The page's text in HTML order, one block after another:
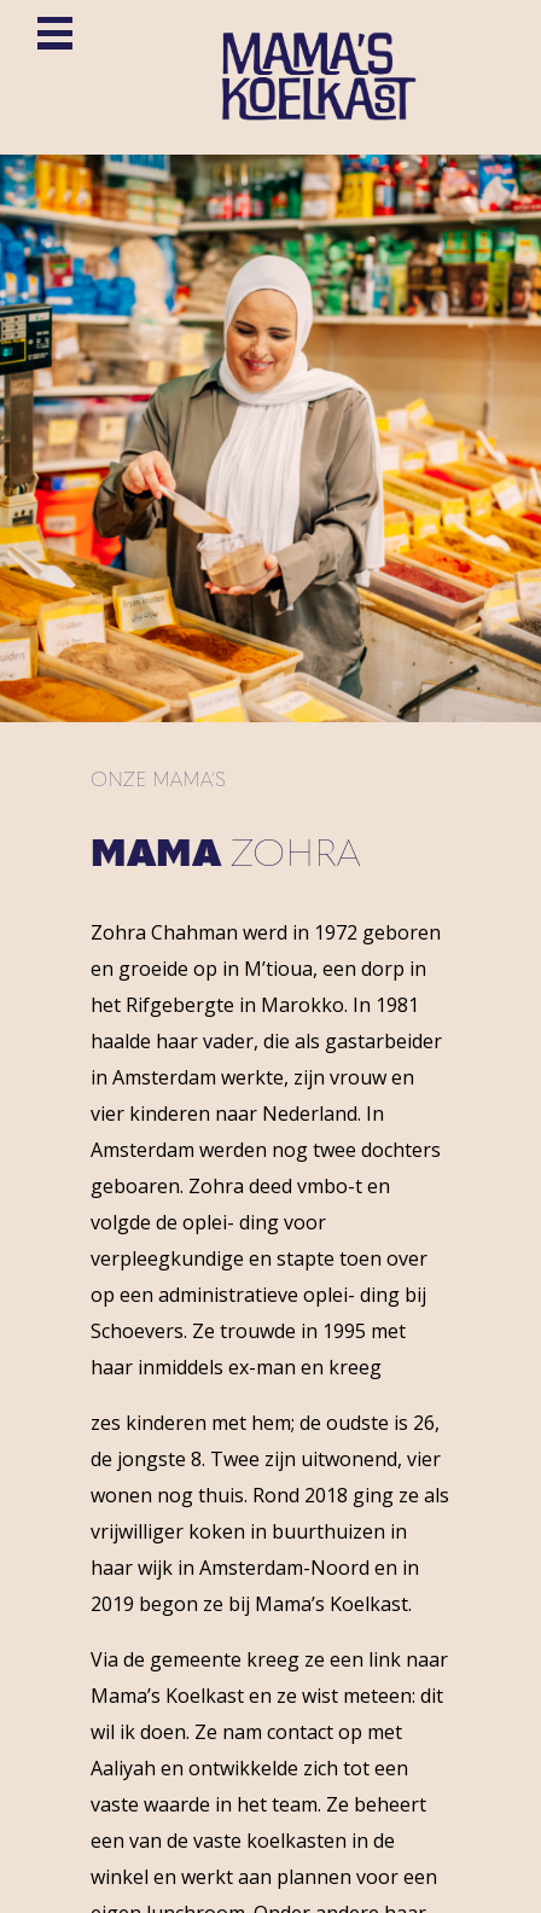
ONZE MAMA’S
MAMA ZOHRA
Zohra Chahman werd in 1972 geboren
en groeide op in M’tioua, een dorp in
het Rifgebergte in Marokko. In 1981
haalde haar vader, die als gastarbeider
in Amsterdam werkte, zijn vrouw en
vier kinderen naar Nederland. In
Amsterdam werden nog twee dochters
geboaren. Zohra deed vmbo-t en
volgde de oplei- ding voor
verpleegkundige en stapte toen over
op een administratieve oplei- ding bij
Schoevers. Ze trouwde in 1995 met
haar inmiddels ex-man en kreeg
zes kinderen met hem; de oudste is 26,
de jongste 8. Twee zijn uitwonend, vier
wonen nog thuis. Rond 2018 ging ze als
vrijwilliger koken in buurthuizen in
haar wijk in Amsterdam-Noord en in
2019 begon ze bij Mama’s Koelkast.
Via de gemeente kreeg ze een link naar
Mama’s Koelkast en ze wist meteen: dit
wil ik doen. Ze nam contact op met
Aaliyah en ontwikkelde zich tot een
vaste waarde in het team. Ze beheert
een van de vaste koelkasten in de
winkel en werkt aan plannen voor een